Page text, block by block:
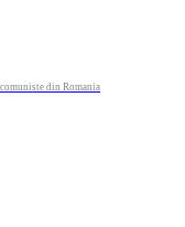
din Romania